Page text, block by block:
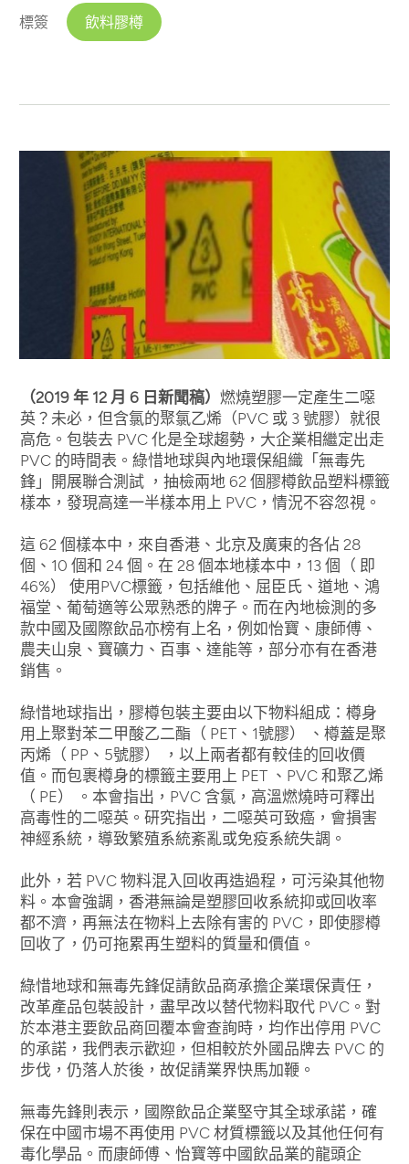
標簽 飲料膠樽
（2019 年 12 月 6 日新聞稿） 燃燒塑膠一定產生二噁
英？未必，但含氯的聚氯乙烯（PVC 或 3 號膠）就很
高危。包裝去 PVC 化是全球趨勢，大企業相繼定出走
PVC 的時間表。綠惜地球與內地環保組織「無毒先
鋒」開展聯合測試 ，抽檢兩地 62 個膠樽飲品塑料標籤
樣本，發現高達一半樣本用上 PVC，情況不容忽視。
這 62 個樣本中，來自香港、北京及廣東的各佔 28
個、10 個和 24 個。在 28 個本地樣本中，13 個（ 即
46%） 使用PVC標籤，包括維他、屈臣氏、道地、鴻
福堂、葡萄適等公眾熟悉的牌子。而在內地檢測的多
款中國及國際飲品亦榜有上名，例如怡寶、康師傅、
農夫山泉、寶礦力、百事、達能等，部分亦有在香港
銷售。
綠惜地球指出，膠樽包裝主要由以下物料組成：樽身
用上聚對苯二甲酸乙二酯（ PET、1號膠） 、樽蓋是聚
丙烯（ PP、5號膠） ，以上兩者都有較佳的回收價
值。而包裹樽身的標籤主要用上 PET 、PVC 和聚乙烯
（ PE） 。本會指出，PVC 含氯，高溫燃燒時可釋出
高毒性的二噁英。研究指出，二噁英可致癌，會損害
神經系統，導致繁殖系統紊亂或免疫系統失調。
此外，若 PVC 物料混入回收再造過程，可污染其他物
料。本會強調，香港無論是塑膠回收系統抑或回收率
都不濟，再無法在物料上去除有害的 PVC，即使膠樽
回收了，仍可拖累再生塑料的質量和價值。
綠惜地球和無毒先鋒促請飲品商承擔企業環保責任，
改革產品包裝設計，盡早改以替代物料取代 PVC。對
於本港主要飲品商回覆本會查詢時，均作出停用 PVC
的承諾，我們表示歡迎，但相較於外國品牌去 PVC 的
步伐，仍落人於後，故促請業界快馬加鞭。
無毒先鋒則表示，國際飲品企業堅守其全球承諾，確
保在中國市場不再使用 PVC 材質標籤以及其他任何有
毒化學品。而康師傅、怡寶等中國飲品業的龍頭企